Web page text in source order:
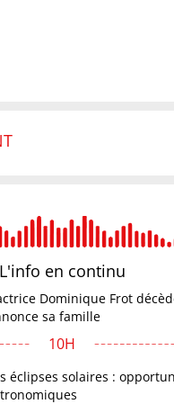
L'info en continu
Dominique Frot
sa famille
10H
éclipses solaires :